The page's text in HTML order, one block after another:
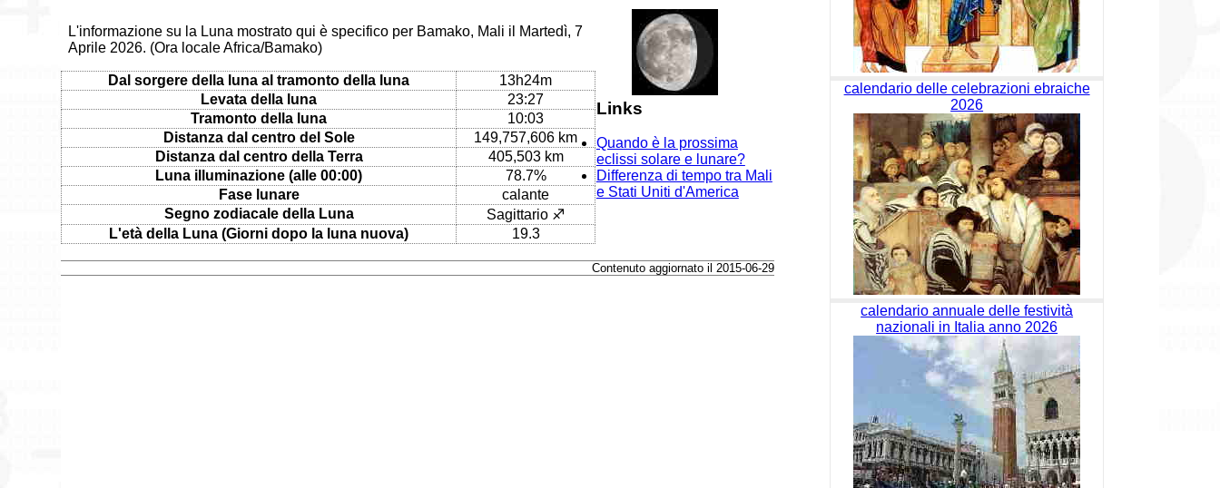
L'informazione su la Luna mostrato qui è specifico per Bamako, Mali il Martedì, 7
Aprile 2026. (Ora locale Africa/Bamako)
Dal sorgere della luna al tramonto della luna
13h24m
Levata della luna
23:27
Tramonto della luna
10:03
Distanza dal centro del Sole
149,757,606 km
Distanza dal centro della Terra
405,503 km
Luna illuminazione (alle 00:00)
78.7%
Fase lunare
calante
Segno zodiacale della Luna
Sagittario ♐
L'età della Luna (Giorni dopo la luna nuova)
19.3
Links
Quando è la prossima
eclissi solare e lunare?
Differenza di tempo tra Mali
e Stati Uniti d'America
Contenuto aggiornato il 2015-06-29
calendario delle celebrazioni ebraiche
2026
calendario annuale delle festività
nazionali in Italia anno 2026